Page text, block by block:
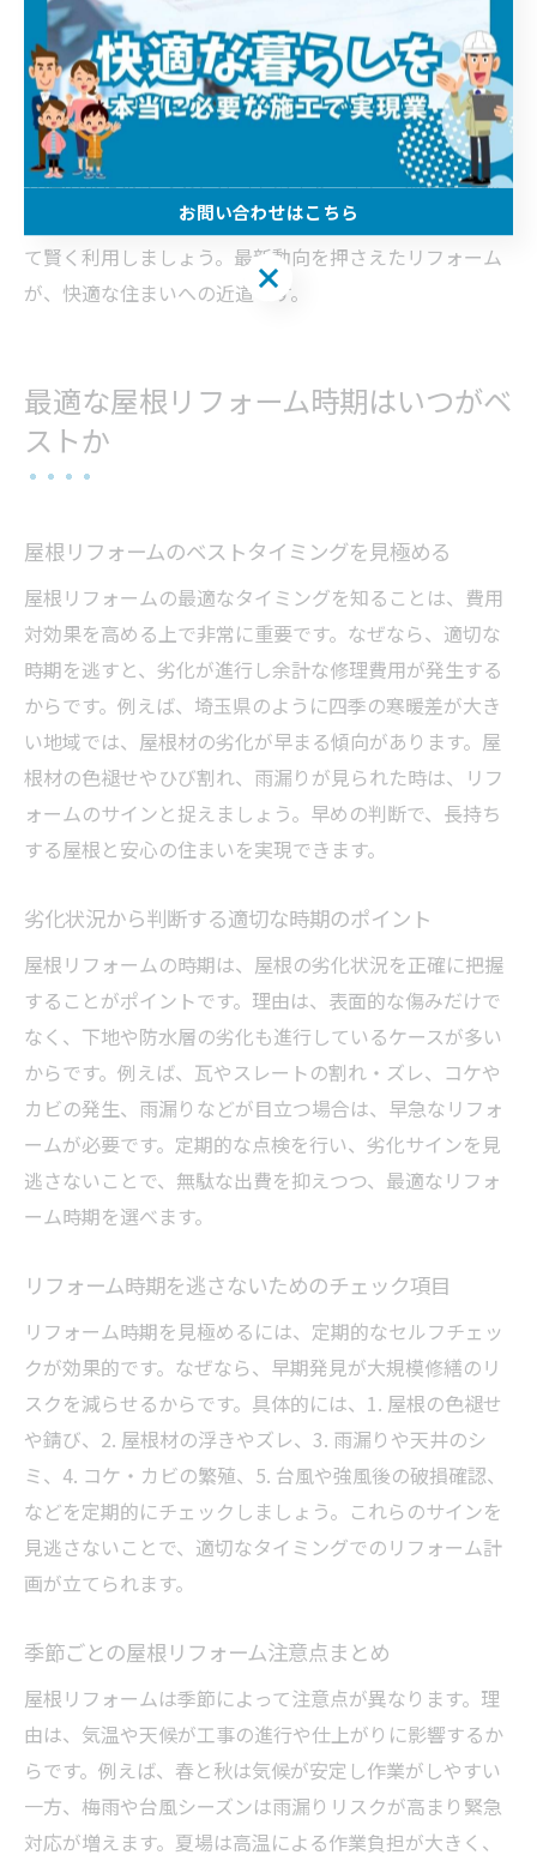
埼玉県の屋根リフォームでは、断熱性や耐久性を重視し
た新素材の導入が進んでいます。理由は、近年の異常気
象や省エネ志向の高まりによるものです。具体例とし
て、遮熱塗料や高機能屋根材の選択肢が増え、リフォー
ム時の選定ポイントとなっています。また、助成金や補
助金の活用も注目されており、自治体ごとの制度を調べ
て賢く利用しましょう。最新動向を押さえたリフォーム
が、快適な住まいへの近道です。
最適な屋根リフォーム時期はいつがベ
ストか
屋根リフォームのベストタイミングを見極める
屋根リフォームの最適なタイミングを知ることは、費用
対効果を高める上で非常に重要です。なぜなら、適切な
時期を逃すと、劣化が進行し余計な修理費用が発生する
からです。例えば、埼玉県のように四季の寒暖差が大き
い地域では、屋根材の劣化が早まる傾向があります。屋
根材の色褪せやひび割れ、雨漏りが見られた時は、リフ
ォームのサインと捉えましょう。早めの判断で、長持ち
する屋根と安心の住まいを実現できます。
劣化状況から判断する適切な時期のポイント
屋根リフォームの時期は、屋根の劣化状況を正確に把握
することがポイントです。理由は、表面的な傷みだけで
なく、下地や防水層の劣化も進行しているケースが多い
からです。例えば、瓦やスレートの割れ・ズレ、コケや
カビの発生、雨漏りなどが目立つ場合は、早急なリフォ
ームが必要です。定期的な点検を行い、劣化サインを見
逃さないことで、無駄な出費を抑えつつ、最適なリフォ
ーム時期を選べます。
リフォーム時期を逃さないためのチェック項目
リフォーム時期を見極めるには、定期的なセルフチェッ
クが効果的です。なぜなら、早期発見が大規模修繕のリ
スクを減らせるからです。具体的には、1. 屋根の色褪せ
や錆び、2. 屋根材の浮きやズレ、3. 雨漏りや天井のシ
ミ、4. コケ・カビの繁殖、5. 台風や強風後の破損確認、
などを定期的にチェックしましょう。これらのサインを
見逃さないことで、適切なタイミングでのリフォーム計
画が立てられます。
季節ごとの屋根リフォーム注意点まとめ
屋根リフォームは季節によって注意点が異なります。理
由は、気温や天候が工事の進行や仕上がりに影響するか
らです。例えば、春と秋は気候が安定し作業がしやすい
一方、梅雨や台風シーズンは雨漏りリスクが高まり緊急
対応が増えます。夏場は高温による作業負担が大きく、
お問い合わせはこちら
お問い合わせはこちら